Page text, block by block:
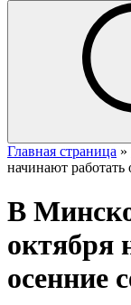
Главная страница »
начинают работать
В
октября
осенние